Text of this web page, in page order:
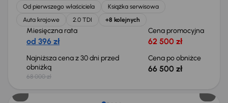
Od pierwszego właściciela
Książka serwisowa
Auta krajowe
2.0 TDI +8 kolejnych
Miesięczna rata
od 396 zł
Cena promocyjna
62 500 zł
Najniższa cena z 30 dni przed
obniżką
68 000 zł
Cena po obniżce
66 500 zł